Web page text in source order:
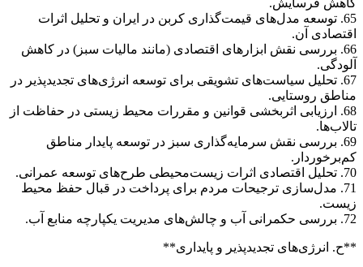
65. توسعه مدل‌های قیمت‌گذاری کربن در ایران و تحلیل اثرات
اقتصادی آن.
66. بررسی نقش ابزارهای اقتصادی (مانند مالیات سبز) در کاهش
آلودگی.
67. تحلیل سیاست‌های تشویقی برای توسعه انرژی‌های تجدیدپذیر در
مناطق روستایی.
68. ارزیابی اثربخشی قوانین و مقررات محیط زیستی در حفاظت از
تالاب‌ها.
69. بررسی نقش سرمایه‌گذاری سبز در توسعه پایدار مناطق
کم‌برخوردار.
70. تحلیل اقتصادی اثرات زیست‌محیطی طرح‌های توسعه عمرانی.
71. مدل‌سازی ترجیحات مردم برای پرداخت در قبال حفظ محیط
زیست.
72. بررسی حکمرانی آب و چالش‌های مدیریت یکپارچه منابع آب.
**ح. انرژی‌های تجدیدپذیر و پایداری**